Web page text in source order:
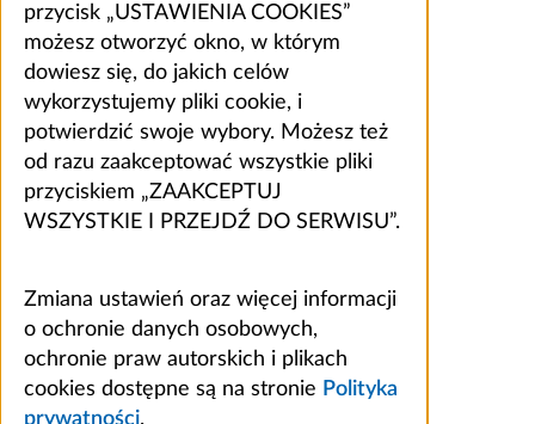
przycisk „USTAWIENIA COOKIES”
możesz otworzyć okno, w którym
dowiesz się, do jakich celów
wykorzystujemy pliki cookie, i
potwierdzić swoje wybory. Możesz też
od razu zaakceptować wszystkie pliki
przyciskiem „ZAAKCEPTUJ
WSZYSTKIE I PRZEJDŹ DO SERWISU”.
Zmiana ustawień oraz więcej informacji
o ochronie danych osobowych,
ochronie praw autorskich i plikach
cookies dostępne są na stronie Polityka
prywatności.